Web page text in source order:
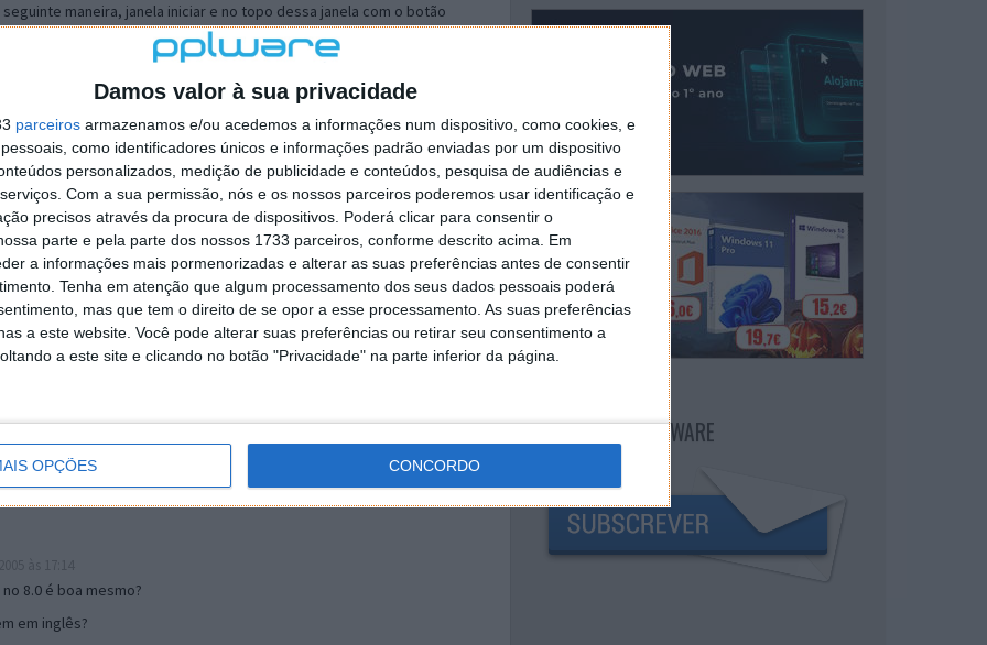
Damos valor à sua privacidade
parceiros armazenamos e/ou acedemos a informações num dispositivo, como cookies, e
como identificadores únicos e informações padrão enviadas por um dispositivo
personalizados, medição de publicidade e conteúdos, pesquisa de audiências e
Com a sua permissão, nós e os nossos parceiros poderemos usar identificação e
precisos através da procura de dispositivos. Poderá clicar para consentir o
parte e pela parte dos nossos 1733 parceiros, conforme descrito acima. Em
a informações mais pormenorizadas e alterar as suas preferências antes de consentir
Tenha em atenção que algum processamento dos seus dados pessoais poderá
mas que tem o direito de se opor a esse processamento. As suas preferências
a este website. Você pode alterar suas preferências ou retirar seu consentimento a
a este site e clicando no botão "Privacidade" na parte inferior da página.
OPÇÕES CONCORDO
maneira, janela iniciar e no topo dessa janela com o botão
separador Menu ‘Iniciar’ clica no botão ‘Personalizar’ aí
escolheres o Browser com que queres navegar e o gestor de
ao teu Firefox e nas ferramentas ou tools escolhes ‘Opções’ ou
e logo perto do fim encontras um local para colocares um visto
é o browser predefinido.
mail algum.
17:00
8.0 é boa mesmo?
em inglês?
NEWSLETTER PPLWARE